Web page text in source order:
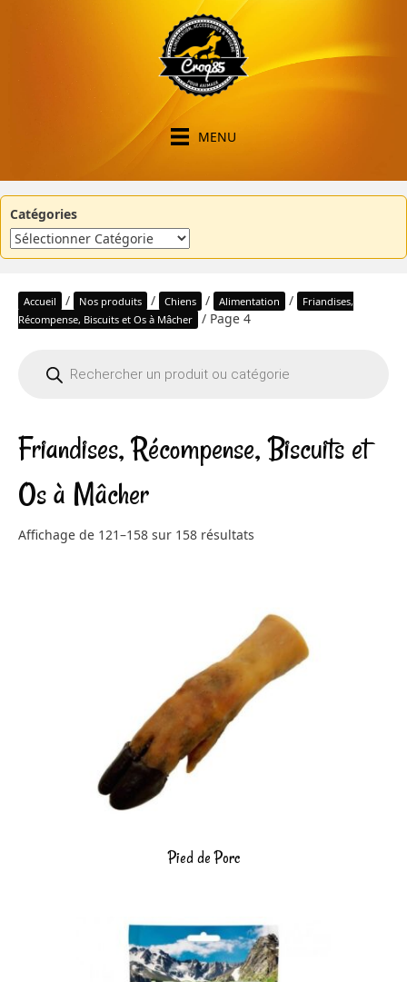
MENU
Catégories
Accueil / Nos produits / Chiens / Alimentation /
Friandises,
Récompense, Biscuits et Os à Mâcher
/ Page 4
produits
Friandises, Récompense, Biscuits et
Os à Mâcher
Affichage de 121–158 sur 158 résultats
Pied de Porc